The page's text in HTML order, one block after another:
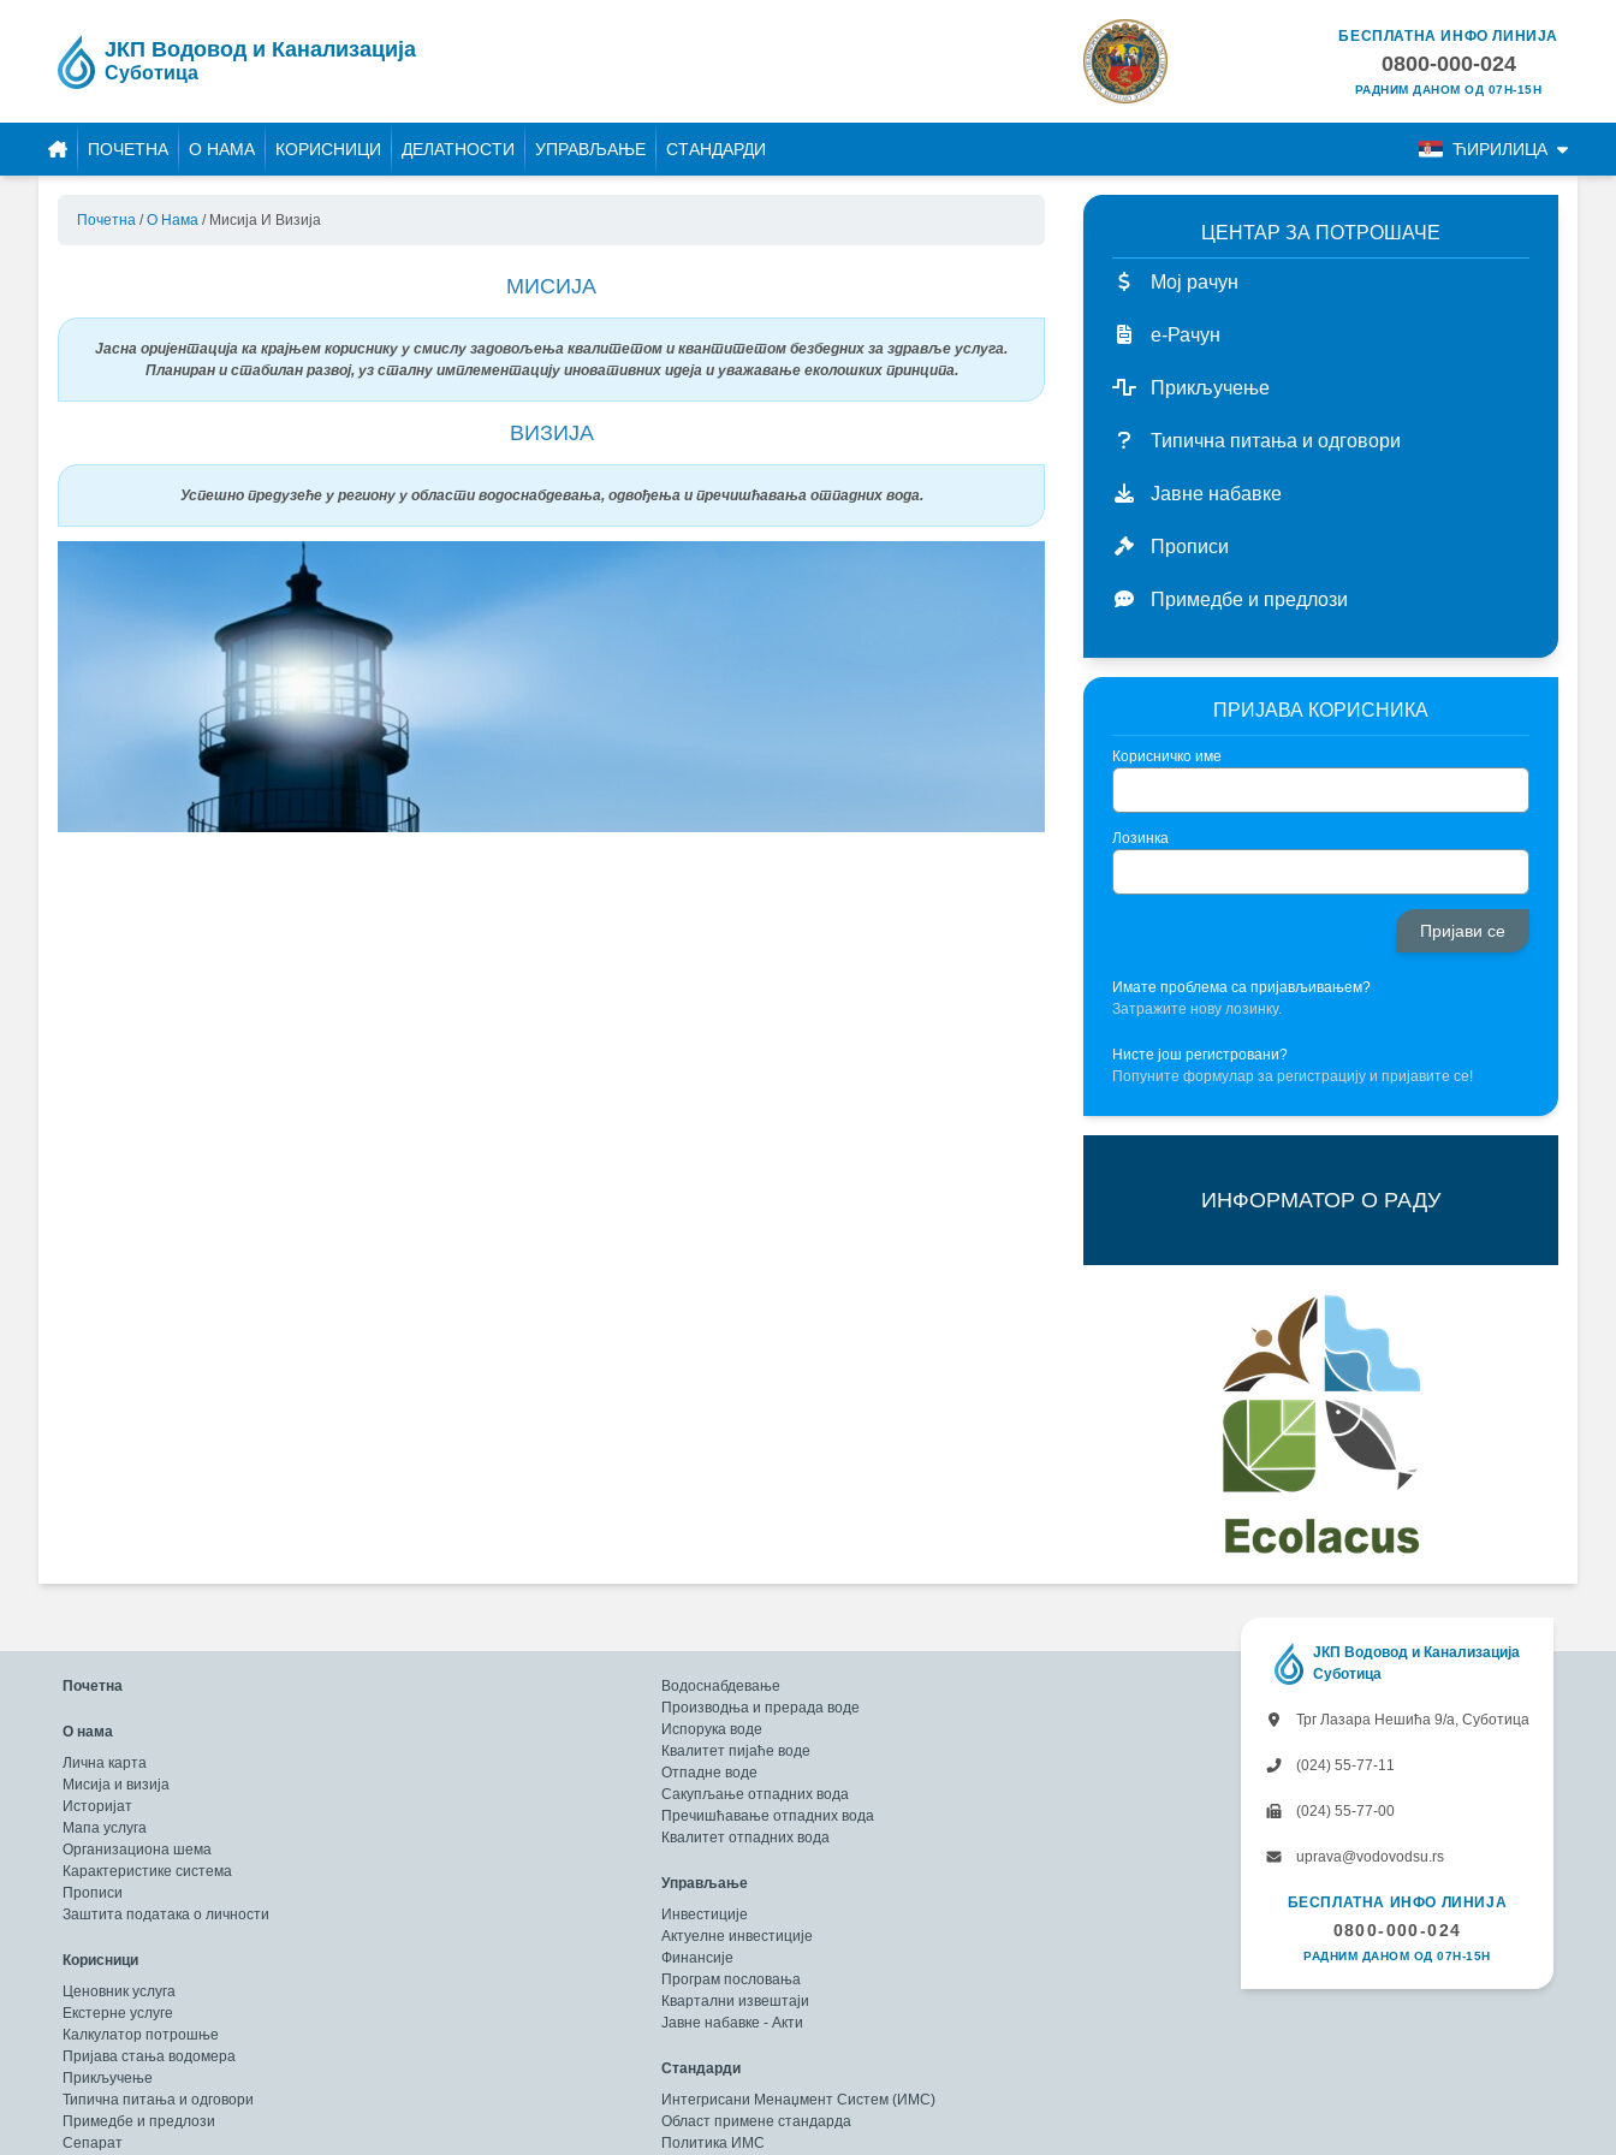
ЈКП Водовод и Канализација
Суботица
БЕСПЛАТНА ИНФО ЛИНИЈА
0800-000-024
РАДНИМ ДАНОМ ОД 07H-15H
ПОЧЕТНА О НАМА КОРИСНИЦИ ДЕЛАТНОСТИ УПРАВЉАЊЕ СТАНДАРДИ ЋИРИЛИЦА
Почетна / О Нама / Мисија И Визија
МИСИЈА
Јасна оријентација ка крајњем кориснику у смислу задовољења квалитетом и квантитетом безбедних за здравље услуга.
Планиран и стабилан развој, уз сталну имплементацију иновативних идеја и уважавање еколошких принципа.
ВИЗИЈА
Успешно предузеће у региону у области водоснабдевања, одвођења и пречишћавања отпадних вода.
ЦЕНТАР ЗА ПОТРОШАЧЕ
Мој рачун
е-Рачун
Прикључење
Типична питања и одговори
Јавне набавке
Прописи
Примедбе и предлози
ПРИЈАВА КОРИСНИКА
Корисничко име
Лозинка
Имате проблема са пријављивањем?
Затражите нову лозинку.
Нисте још регистровани?
Попуните формулар за регистрацију и пријавите се!
ИНФОРМАТОР О РАДУ
Почетна
О нама
Лична карта
Мисија и визија
Историјат
Мапа услуга
Организациона шема
Карактеристике система
Прописи
Заштита података о личности
Корисници
Ценовник услуга
Екстерне услуге
Калкулатор потрошње
Пријава стања водомера
Прикључење
Типична питања и одговори
Примедбе и предлози
Сепарат
Водоснабдевање
Производња и прерада воде
Испорука воде
Квалитет пијаће воде
Отпадне воде
Сакупљање отпадних вода
Пречишћавање отпадних вода
Квалитет отпадних вода
Управљање
Инвестиције
Актуелне инвестиције
Финансије
Програм пословања
Квартални извештаји
Јавне набавке - Акти
Стандарди
Интегрисани Менаџмент Систем (ИМС)
Област примене стандарда
Политика ИМС
ЈКП Водовод и Канализација
Суботица
Трг Лазара Нешића 9/а, Суботица
(024) 55-77-11
(024) 55-77-00
uprava@vodovodsu.rs
БЕСПЛАТНА ИНФО ЛИНИЈА
0800-000-024
РАДНИМ ДАНОМ ОД 07H-15H